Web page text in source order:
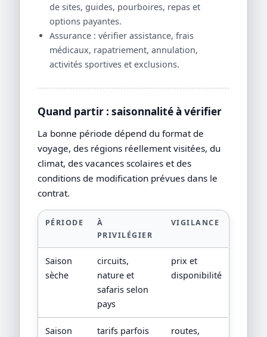
de sites, guides, pourboires, repas et
options payantes.
Assurance : vérifier assistance, frais
médicaux, rapatriement, annulation,
activités sportives et exclusions.
Quand partir : saisonnalité à vérifier
La bonne période dépend du format de
voyage, des régions réellement visitées, du
climat, des vacances scolaires et des
conditions de modification prévues dans le
contrat.
PÉRIODE
À
PRIVILÉGIER
VIGILANCE
Saison
sèche
circuits,
nature et
safaris selon
pays
prix et
disponibilité
Saison
tarifs parfois
routes,